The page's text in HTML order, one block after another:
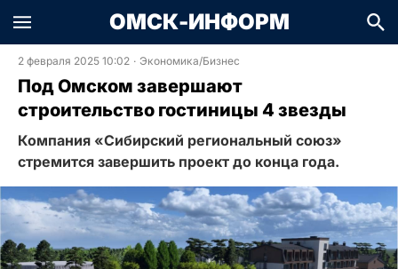
ОМСК-ИНФОРМ
2 февраля 2025 10:02 · Экономика/Бизнес
Под Омском завершают
строительство гостиницы 4 звезды
Компания «Сибирский региональный союз»
стремится завершить проект до конца года.